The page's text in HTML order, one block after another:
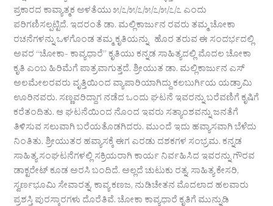
ಪ್ರಕಾರದ ಕಾವ್ಯಾತ್ಮಕ ಅಳತೆಯು ೫/೭/೫/೭/೫/೭/೫/೭/೭ ಎಂದು
ಪರಿಗಣಿಸಲ್ಪಟ್ಟಿದೆ. ಇದರಂತೆ ಡಾ. ಮಲ್ಲಿಕಾರ್ಜುನ ರವರು ತಮ್ಮ ಚೋಕಾ
ರಚನೆಗಳನ್ನು ಒಳಗೊಂಡ ತಮ್ಮ ಕೃತಿಯನ್ನು ಹೊರ ತರುವ ಈ ಸಂದರ್ಭದಲ್ಲಿ
ಅವರ “ಚೋಕಾ- ಕಾವ್ಯಧಾರೆ” ಕೃತಿಯು ಕನ್ನಡ ಸಾಹಿತ್ಯದಲ್ಲಿ ಮೊದಲ ಚೋಕಾ
ಕೃತಿ ಎಂಬ ಹಿರಿಮೆಗೆ ಪಾತ್ರವಾಗುತ್ತದೆ. ಶ್ರೀಯುತ ಡಾ. ಮಲ್ಲಿಕಾರ್ಜುನ ಎಸ್
ಅಲಮೇಲರವರು ವೃತ್ತಿಯಿಂದ ವ್ಯಾಪಾರಿಯಾಗಿದ್ದು ಕಲಬುರ್ಗಿಯ ಯಡ್ರಾಮಿ
ಊರಿನವರು. ಸಣ್ಣವರಿದ್ದಾಗ ನಡೆದ ಒಂದು ಘಟನೆ ಇವರನ್ನು ಬರೆವಣಿಗೆ ಕೃಷಿಗೆ
ಕರೆತಂದಿತು. ಆ ಘಟನೆಯಿಂದ ನೊಂದ ಇವರು ಸತ್ಯಾಂಶವನ್ನು ಜನತೆಗೆ
ತಿಳಿಸುವ ಸಲುವಾಗಿ ಬರೆಯತೊಡಗಿದರು. ಮುಂದೆ ಇದು ಹವ್ಯಾಸವಾಗಿ ಬೆಳೆದು
ನಿಂತಿತು. ಶ್ರೀಯುತರ ಹವ್ಯಾಸಕ್ಕೆ ಈಗ ಎರಡು ದಶಕಗಳ ಸಂಭ್ರಮ. ಕನ್ನಡ
ಸಾಹಿತ್ಯ ಸಂಘಟನೆಗಳಲ್ಲಿ ಸಕ್ರಿಯರಾಗಿ ಕಾರ್ಯ ನಿರ್ವಹಿಸಿದ ಇವರನ್ನು ಗೌರವ
ಡಾಕ್ಟರೇಟ್ ಕೂಡ ಅರಸಿ ಬಂದಿದೆ. ಅಲ್ಲದೆ ಚುಟುಕು ರತ್ನ, ಸಾಹಿತ್ಯ ಕೇಸರಿ,
ಸ್ವರ್ಣಭೂಮಿ ಸೇವಾರತ್ನ, ಕಾವ್ಯ ಕಣಜ, ನುಡಿಚೇತನ ಮೊದಲಾದ ಹಲವಾರು
ಪ್ರಶಸ್ತಿ ಪುರಸ್ಕಾರಗಳು ದೊರೆತಿವೆ. ಚೋಕಾ ಕಾವ್ಯಧಾರೆ ಕೃತಿಗೆ ಮುನ್ನುಡಿ